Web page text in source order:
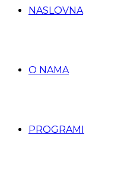
NASLOVNA
O NAMA
PROGRAMI